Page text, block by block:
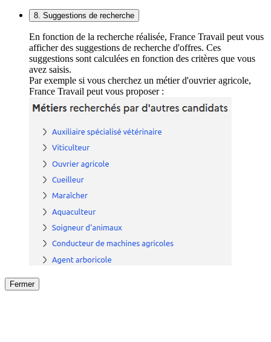
8. Suggestions de recherche
En fonction de la recherche réalisée, France Travail peut vous
afficher des suggestions de recherche d'offres. Ces
suggestions sont calculées en fonction des critères que vous
avez saisis.
Par exemple si vous cherchez un métier d'ouvrier agricole,
France Travail peut vous proposer :
Fermer